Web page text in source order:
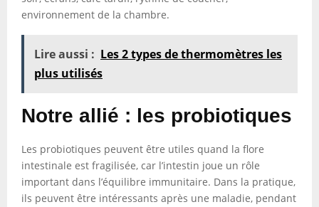
environnement de la chambre.
Lire aussi : Les 2 types de thermomètres les
plus utilisés
Notre allié : les probiotiques
Les probiotiques peuvent être utiles quand la flore
intestinale est fragilisée, car l’intestin joue un rôle
important dans l’équilibre immunitaire. Dans la pratique,
ils peuvent être intéressants après une maladie, pendant